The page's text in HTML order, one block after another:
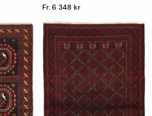
Fr. 6 348 kr